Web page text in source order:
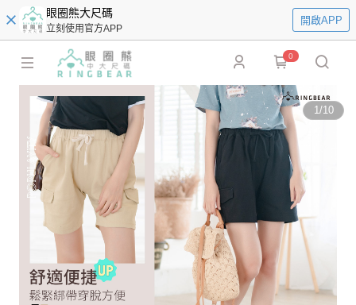
眼圈熊大尺碼
立刻使用官方APP
開啟APP
0
1/10